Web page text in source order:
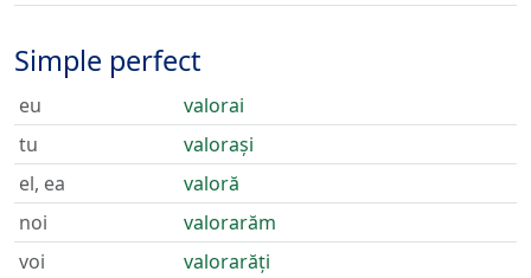
Simple perfect
eu
valorai
tu
valorași
el, ea
valoră
noi
valorarăm
voi
valorarăți